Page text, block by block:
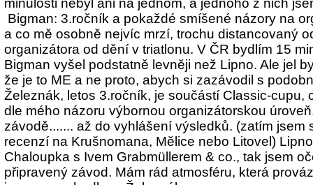
minulosti nebyl ani na jednom, a jednoho z nich
Bigman: 3.ročník a pokaždé smíšené názory na
a co mě osobně nejvíc mrzí, trochu distancovaný
organizátora od dění v triatlonu. V ČR bydlím 15
Bigman vyšel podstatně levněji než Lipno. Ale jel
že je to ME a ne proto, abych si zazávodil s
Železnák, letos 3.ročník, je součástí Classic-cupu,
dle mého názoru výbornou organizátorskou
závodě....... až do vyhlášení výsledků. (zatím jsem
recenzí na Krušnomana, Mělice nebo Litovel)
Chaloupka s Ivem Grabmüllerem & co., tak jsem
připravený závod. Mám rád atmosféru, která